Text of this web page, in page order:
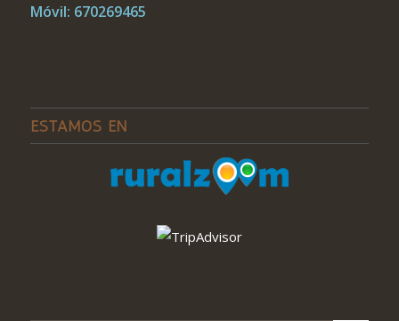
Móvil: 670269465
ESTAMOS EN